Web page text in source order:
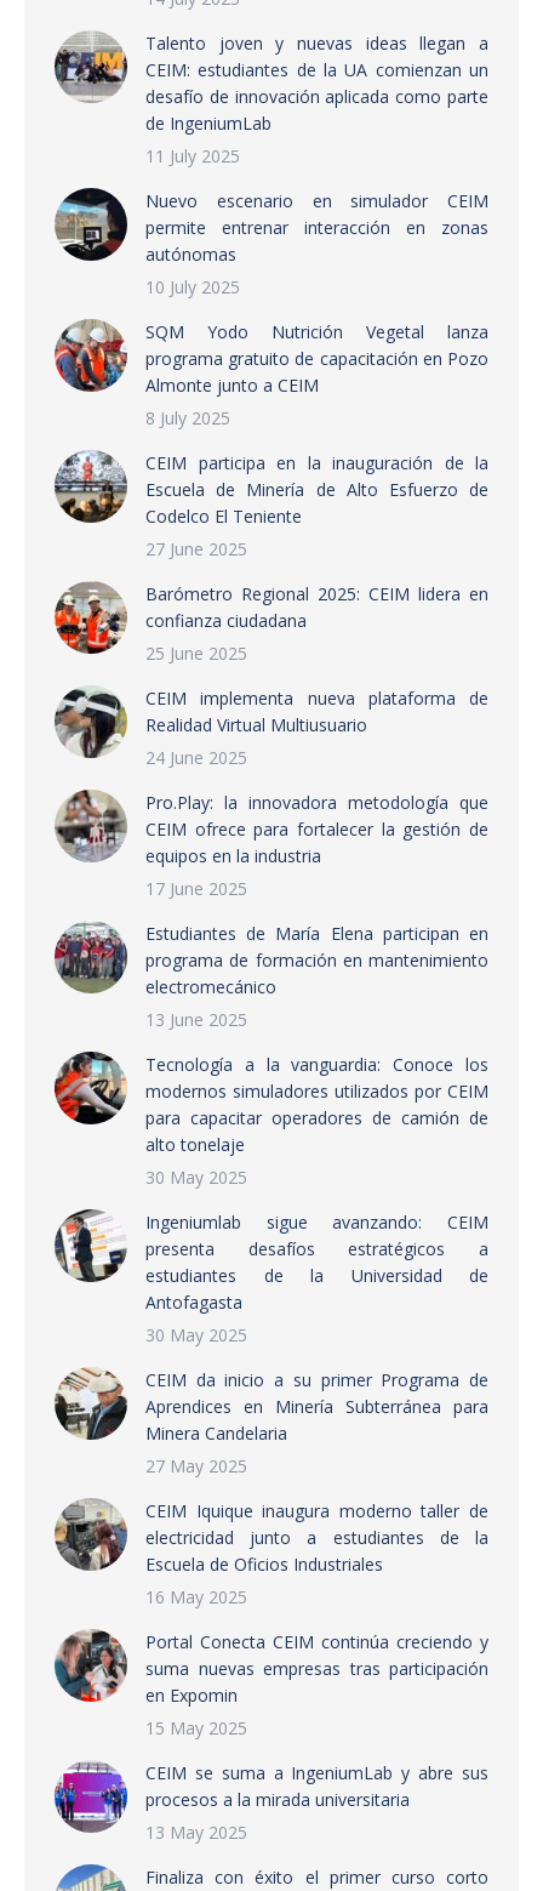
Talento joven y nuevas ideas llegan a
CEIM: estudiantes de la UA comienzan un
desafío de innovación aplicada como parte
de IngeniumLab
11 July 2025
Nuevo escenario en simulador CEIM
permite entrenar interacción en zonas
autónomas
10 July 2025
SQM Yodo Nutrición Vegetal lanza
programa gratuito de capacitación en Pozo
Almonte junto a CEIM
8 July 2025
CEIM participa en la inauguración de la
Escuela de Minería de Alto Esfuerzo de
Codelco El Teniente
27 June 2025
Barómetro Regional 2025: CEIM lidera en
confianza ciudadana
25 June 2025
CEIM implementa nueva plataforma de
Realidad Virtual Multiusuario
24 June 2025
Pro.Play: la innovadora metodología que
CEIM ofrece para fortalecer la gestión de
equipos en la industria
17 June 2025
Estudiantes de María Elena participan en
programa de formación en mantenimiento
electromecánico
13 June 2025
Tecnología a la vanguardia: Conoce los
modernos simuladores utilizados por CEIM
para capacitar operadores de camión de
alto tonelaje
30 May 2025
Ingeniumlab sigue avanzando: CEIM
presenta desafíos estratégicos a
estudiantes de la Universidad de
Antofagasta
30 May 2025
CEIM da inicio a su primer Programa de
Aprendices en Minería Subterránea para
Minera Candelaria
27 May 2025
CEIM Iquique inaugura moderno taller de
electricidad junto a estudiantes de la
Escuela de Oficios Industriales
16 May 2025
Portal Conecta CEIM continúa creciendo y
suma nuevas empresas tras participación
en Expomin
15 May 2025
CEIM se suma a IngeniumLab y abre sus
procesos a la mirada universitaria
13 May 2025
Finaliza con éxito el primer curso corto